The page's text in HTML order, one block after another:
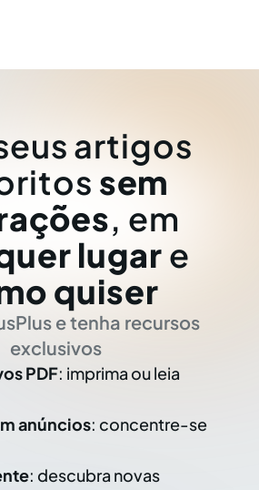
artigos
sem
, em
lugar e
quiser
e tenha recursos
exclusivos
PDF: imprima ou leia
anúncios: concentre-se
: descubra novas